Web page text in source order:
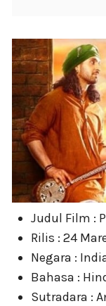
Judul Film :
Rilis : 24
Negara :
Bahasa :
Sutradara :